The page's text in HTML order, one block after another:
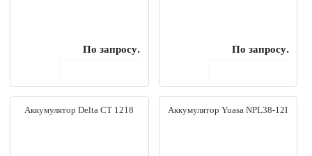
По запросу. По запросу.
Аккумулятор Delta CT 1218 Аккумулятор Yuasa NPL38-12I